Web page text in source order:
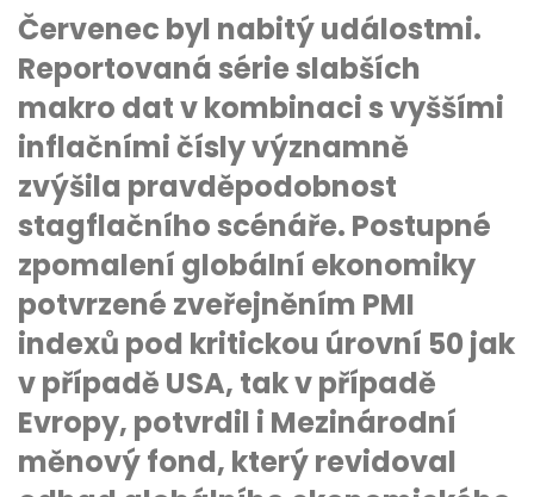
Červenec byl nabitý událostmi.
Reportovaná série slabších
makro dat v kombinaci s vyššími
inflačními čísly významně
zvýšila pravděpodobnost
stagflačního scénáře. Postupné
zpomalení globální ekonomiky
potvrzené zveřejněním PMI
indexů pod kritickou úrovní 50 jak
v případě USA, tak v případě
Evropy, potvrdil i Mezinárodní
měnový fond, který revidoval